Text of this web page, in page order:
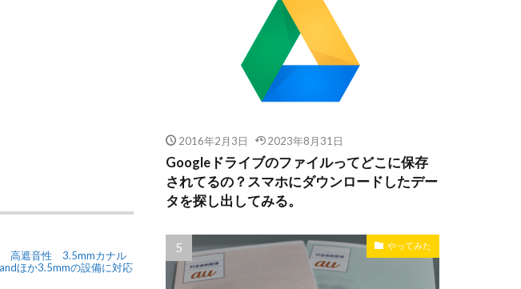
高遮音性 3.5mmカナル
ほか3.5mmの設備に対応
2016年2月3日 2023年8月31日
Googleドライブのファイルってどこに保存
されてるの？スマホにダウンロードしたデー
タを探し出してみる。
やってみた